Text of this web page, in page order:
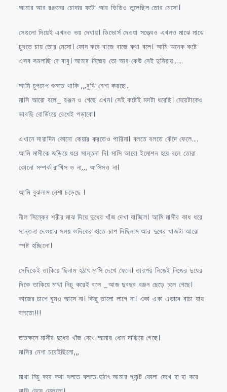
আমার আর রঞ্জনের চোদার ফটো আর ভিডিও তুলেছিল তোর মেসো।
সেগুলো দিয়েই এখনও ভয় দেখায়। ডিভোর্স দেওয়া সত্ত্বেও এখনও মাঝে মাঝে
চুদতে চায় তোর মেসো। ফোন করে বাজে বাজে কথা বলে। আমি অনেক কষ্টে
এসব সমলাছি রে বাবু। আমার নিজের তো আর কেউ নেই দুনিয়ায়……
আমি চুপচাপ শুনতে থাকি ,,,বুঝি নেশা করছে…
মাসি আরো বলে_ রঞ্জন ও গেছে এখন। সেই কষ্টেই মদটা ধরেছি। মেয়েটাকেও
ভাবছি বোর্ডিংয়ে রেখেই পড়াবো।
এখানে সারাদিন কোনো কেয়ার করতেও পারিনা। বলতে বলতে কেঁদে ফেলে….
আমি মাসীকে জড়িয়ে ধরে সান্তনা দি। মাসি আরো ইমোশন হয়ে বলে তোরা
কোনো সম্পর্ক রাখিস ও না,,, আসিসও না।
আমি বুঝলাম নেশা চড়েছে ।
নীল সিল্কের শরীর মাঝ দিয়ে দুধের খাঁজ দেখা যাচ্ছিল। আমি মাসীর কাধ ধরে
সান্তনা দেওয়ার সময় ওদিকের হাতে চাপ দিছিলাম আর দুধের খাজটা আরো
স্পষ্ট হচ্ছিলো।
সেদিকেই তাকিয়ে ছিলাম হঠাৎ মাসি দেখে ফেলে। তারপর নিজেই নিজের দুধের
দিকে তাকিয়ে মাথা নিচু করেই বলে _আজ দুবছর রঞ্জন ছেড়ে চলে গেছে।
কাজের চাপে ঘুমও আসে না। কিছু ভালো লাগে না। একা একা এভাবে বাচা যায়
বলতো!!!
ততক্ষনে মাসীর দুধের খাঁজ দেখে আমার ধোন দাড়িয়ে গেছে।
মাসির নেশা চরেইছিলো,,,
মাথা নিচু করে কথা বলতে বলতে হঠাৎ আমার প্যান্ট ফোলা দেখে হা হা করে